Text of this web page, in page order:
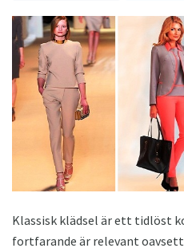
Klassisk klädsel är ett tidlöst
fortfarande är relevant